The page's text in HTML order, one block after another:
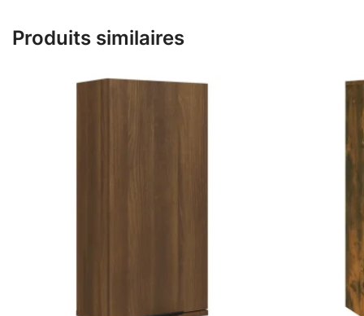
Produits similaires